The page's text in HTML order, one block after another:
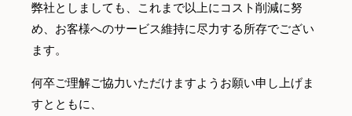
弊社としましても、これまで以上にコスト削減に努
め、お客様へのサービス維持に尽力する所存でござい
ます。
何卒ご理解ご協力いただけますようお願い申し上げま
すとともに、